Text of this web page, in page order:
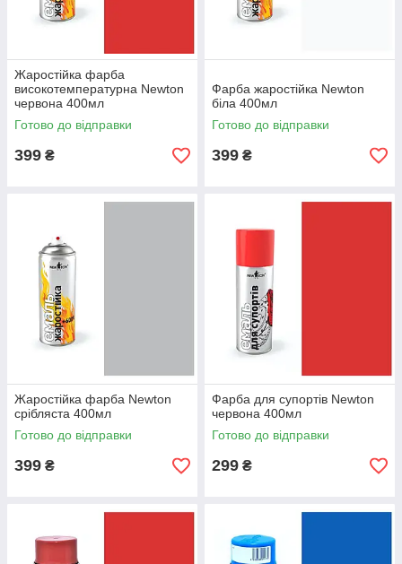
Жаростійка фарба
високотемпературна Newton
червона 400мл
Готово до відправки
399 ₴
Фарба жаростійка Newton
біла 400мл
Готово до відправки
399 ₴
Жаростійка фарба Newton
срібляста 400мл
Готово до відправки
399 ₴
Фарба для супортів Newton
червона 400мл
Готово до відправки
299 ₴